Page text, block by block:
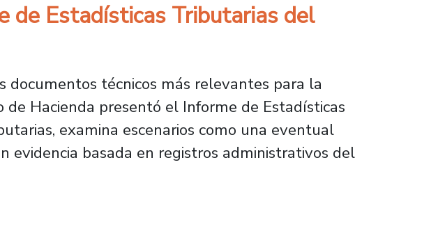
de Estadísticas Tributarias del
documentos técnicos más relevantes para la
de Hacienda presentó el Informe de Estadísticas
examina escenarios como una eventual
evidencia basada en registros administrativos del